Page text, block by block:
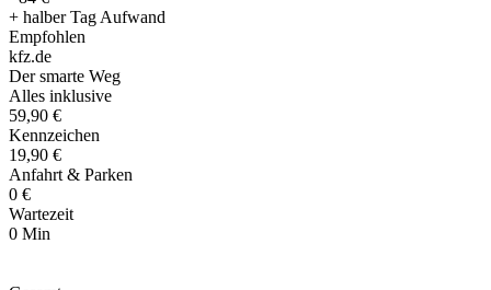
+ halber Tag Aufwand
Empfohlen
kfz.de
Der smarte Weg
Alles inklusive
59,90 €
Kennzeichen
19,90 €
Anfahrt & Parken
0 €
Wartezeit
0 Min